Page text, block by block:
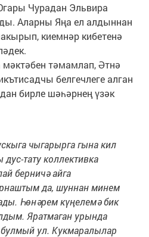
Чурадан Эльвира
Аларны Яңа ел алдыннан
киемнәр кибетенә
тәмамлап, Әтнә
белгечлеге алган
бирле шәһәрнең үзәк
чыгарырга гына кил
дус-тату коллективка
берничә айга
да, шуннан минем
Һөнәрем күңелемә бик
Яратмаган урында
ул. Кукмаралылар